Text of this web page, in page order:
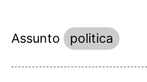
Assunto politica